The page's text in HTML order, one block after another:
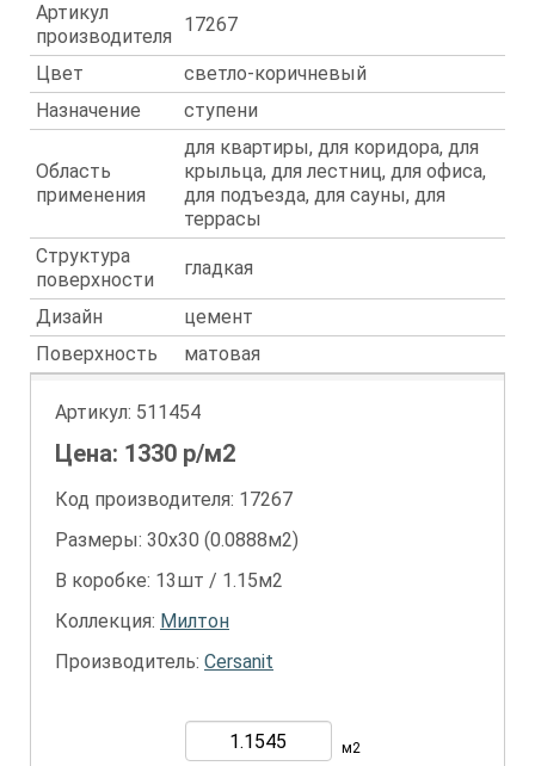
Артикул
производителя
17267
Цвет
светло-коричневый
Назначение
ступени
Область
применения
для квартиры, для коридора, для
крыльца, для лестниц, для офиса,
для подъезда, для сауны, для
террасы
Структура
поверхности
гладкая
Дизайн
цемент
Поверхность
матовая
Артикул: 511454
Цена: 1330 р/м2
Код производителя: 17267
Размеры: 30х30 (0.0888м2)
В коробке: 13шт / 1.15м2
Коллекция: Милтон
Производитель: Cersanit
м2